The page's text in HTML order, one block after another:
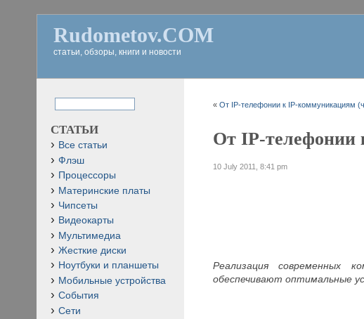
Rudometov.COM
статьи, обзоры, книги и новости
«От IP-телефонии к IP-коммуникациям
От IP-телефонии
10 July 2011, 8:41 pm
Реализация современных
обеспечивают оптимальные
СТАТЬИ
Все статьи
Флэш
Процессоры
Материнские платы
Чипсеты
Видеокарты
Мультимедиа
Жесткие диски
Ноутбуки и планшеты
Мобильные устройства
События
Сети